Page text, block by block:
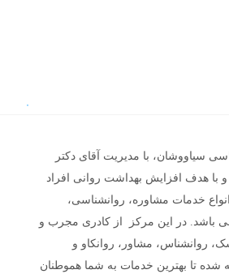
سیاووشان، با مدیریت آقای دکتر
هدف افزایش بهداشت روانی افراد
خدمات مشاوره، روانشناسی،
باشد. در این مرکز از کادری مجرب و
روانشناس، مشاور، روانکاو و
شده تا بهترین خدمات به شما هموطنان